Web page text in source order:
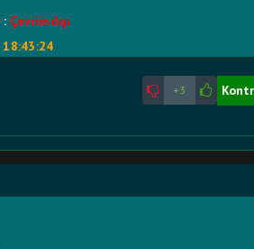
: Çevrimdışı
+3